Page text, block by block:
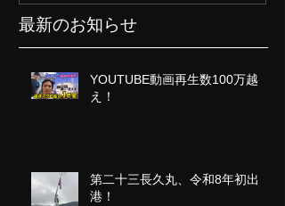
最新のお知らせ
YOUTUBE動画再生数100万越
え！
第二十三長久丸、令和8年初出
港！